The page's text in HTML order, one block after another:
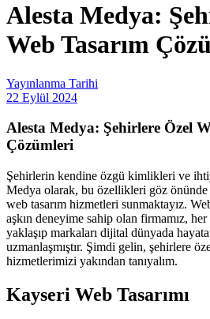
Alesta Medya:
Web Tasarım
Yayınlanma Tarihi
22 Eylül 2024
Alesta Medya: Şehirlere Özel
Çözümleri
Şehirlerin kendine özgü kimlikleri ve
Medya olarak, bu özellikleri göz
web tasarım hizmetleri sunmaktayız.
aşkın deneyime sahip olan firmamız,
yaklaşıp markaları dijital dünyada
uzmanlaşmıştır. Şimdi gelin, şehirlere
hizmetlerimizi yakından tanıyalım.
Kayseri Web Tasarımı